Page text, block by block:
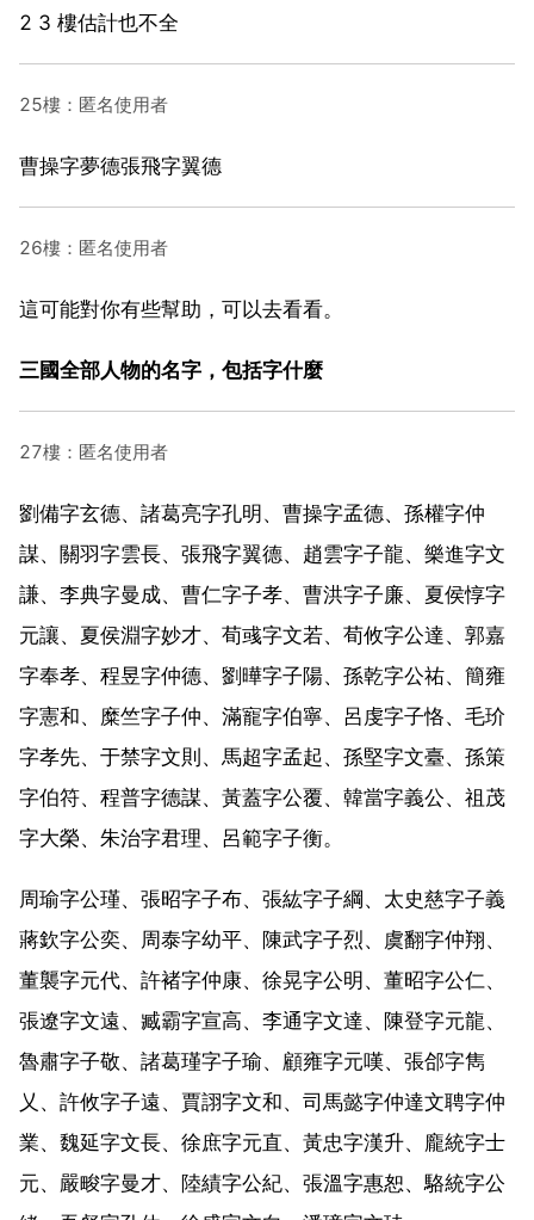
2 3 樓估計也不全
25樓：匿名使用者
曹操字夢德張飛字翼德
26樓：匿名使用者
這可能對你有些幫助，可以去看看。
三國全部人物的名字，包括字什麼
27樓：匿名使用者
劉備字玄德、諸葛亮字孔明、曹操字孟德、孫權字仲
謀、關羽字雲長、張飛字翼德、趙雲字子龍、樂進字文
謙、李典字曼成、曹仁字子孝、曹洪字子廉、夏侯惇字
元讓、夏侯淵字妙才、荀彧字文若、荀攸字公達、郭嘉
字奉孝、程昱字仲德、劉曄字子陽、孫乾字公祐、簡雍
字憲和、糜竺字子仲、滿寵字伯寧、呂虔字子恪、毛玠
字孝先、于禁字文則、馬超字孟起、孫堅字文臺、孫策
字伯符、程普字德謀、黃蓋字公覆、韓當字義公、祖茂
字大榮、朱治字君理、呂範字子衡。
周瑜字公瑾、張昭字子布、張紘字子綱、太史慈字子義
蔣欽字公奕、周泰字幼平、陳武字子烈、虞翻字仲翔、
董襲字元代、許褚字仲康、徐晃字公明、董昭字公仁、
張遼字文遠、臧霸字宣高、李通字文達、陳登字元龍、
魯肅字子敬、諸葛瑾字子瑜、顧雍字元嘆、張郃字雋
乂、許攸字子遠、賈詡字文和、司馬懿字仲達文聘字仲
業、魏延字文長、徐庶字元直、黃忠字漢升、龐統字士
元、嚴畯字曼才、陸績字公紀、張溫字惠恕、駱統字公